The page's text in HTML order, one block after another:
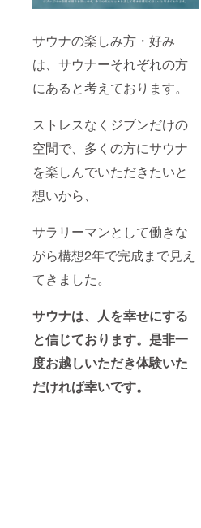
サウナの楽しみ方・好み
は、サウナーそれぞれの方
にあると考えております。
ストレスなくジブンだけの
空間で、多くの方にサウナ
を楽しんでいただきたいと
想いから、
サラリーマンとして働きな
がら構想2年で完成まで見え
てきました。
サウナは、人を幸せにする
と信じております。是非一
度お越しいただき体験いた
だければ幸いです。